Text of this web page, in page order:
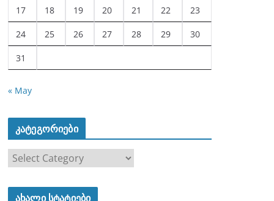
17 18 19 20 21 22 23
24 25 26 27 28 29 30
31
« May
კატეგორიები
ტ
ახალი სტატიები